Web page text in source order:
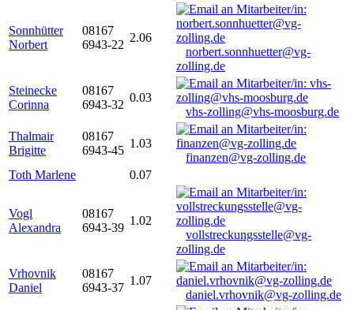
Sonnhütter
Norbert
08167
6943-22
2.06
norbert.sonnhuetter@vg-
zolling.de
Steinecke
Corinna
08167
6943-32
0.03
vhs-zolling@vhs-moosburg.de
Thalmair
Brigitte
08167
6943-45
1.03
finanzen@vg-zolling.de
Toth Marlene
0.07
Vogl
Alexandra
08167
6943-39
1.02
vollstreckungsstelle@vg-
zolling.de
Vrhovnik
Daniel
08167
6943-37
1.07
daniel.vrhovnik@vg-zolling.de